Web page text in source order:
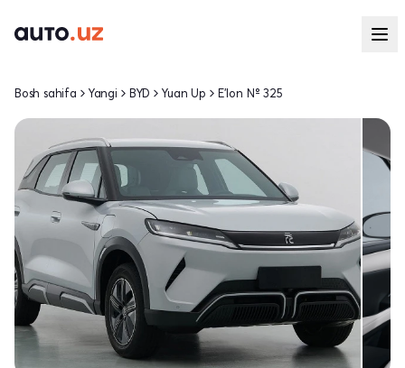
Bosh sahifa Yangi BYD Yuan Up E'lon № 325